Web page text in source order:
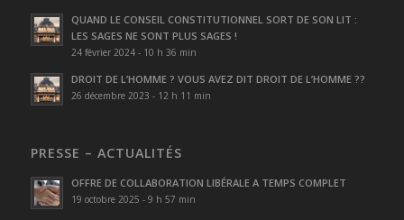
QUAND LE CONSEIL CONSTITUTIONNEL SORT DE SON LIT :
LES SAGES NE SONT PLUS SAGES !
24 février 2024 - 10 h 36 min
DROIT DE L’HOMME ? VOUS AVEZ DIT DROIT DE L’HOMME ??
26 décembre 2023 - 12 h 11 min
PRESSE – ACTUALITÉS
OFFRE DE COLLABORATION LIBÉRALE A TEMPS COMPLET
19 octobre 2025 - 9 h 57 min